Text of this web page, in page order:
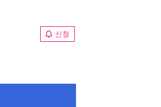
신청